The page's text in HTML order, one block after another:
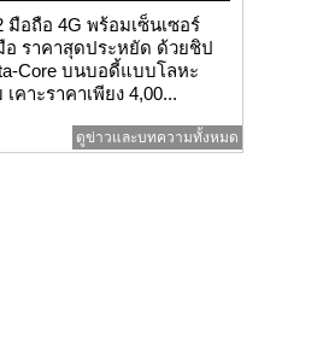
มือถือ 4G พร้อมเซ็นเซอร์
ราคาสุดประหยัด ด้วยชิป
Core บนบอดี้แบบโลหะ
คาะราคาเพียง 4,00...
ดูข่าวและบทความทั้งหมด